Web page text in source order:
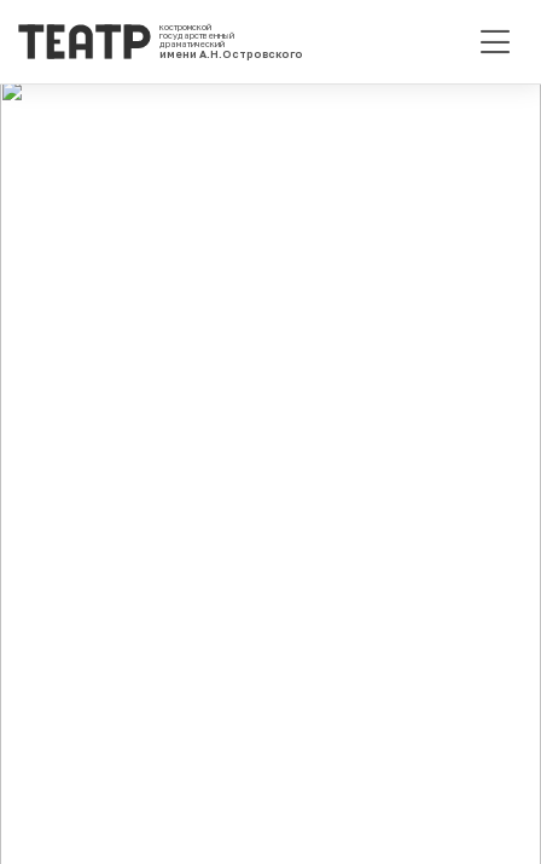
костромской
государственный
драматический
имени А.Н.Островского